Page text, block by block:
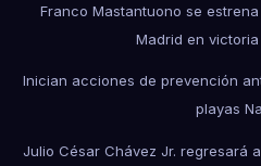
Franco Mastantuono se
Madrid en
Inician acciones de prevención
playas
Julio César Chávez Jr. regresará